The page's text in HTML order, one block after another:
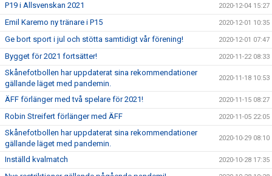
P19 i Allsvenskan 2021 2020-12-04 15:27
Emil Karemo ny tränare i P15 2020-12-01 10:35
Ge bort sport i jul och stötta samtidigt vår förening! 2020-12-01 07:47
Bygget för 2021 fortsätter! 2020-11-22 08:33
Skånefotbollen har uppdaterat sina rekommendationer
gällande läget med pandemin.
2020-11-18 10:53
ÄFF förlänger med två spelare för 2021! 2020-11-15 08:27
Robin Streifert förlänger med ÄFF 2020-11-05 22:05
Skånefotbollen har uppdaterat sina rekommendationer
gällande läget med pandemin.
2020-10-29 08:10
Inställd kvalmatch 2020-10-28 17:35